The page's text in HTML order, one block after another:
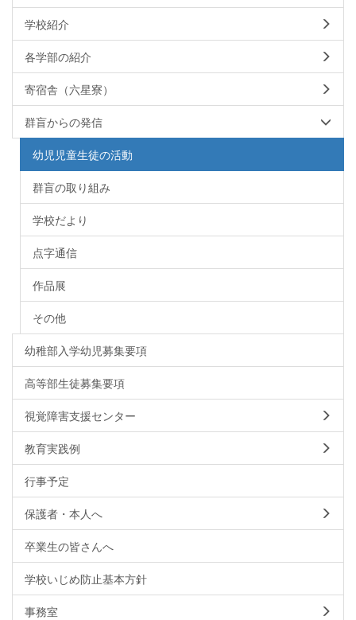
学校紹介
各学部の紹介
寄宿舎（六星寮）
群盲からの発信
幼児児童生徒の活動
群盲の取り組み
学校だより
点字通信
作品展
その他
幼稚部入学幼児募集要項
高等部生徒募集要項
視覚障害支援センター
教育実践例
行事予定
保護者・本人へ
卒業生の皆さんへ
学校いじめ防止基本方針
事務室